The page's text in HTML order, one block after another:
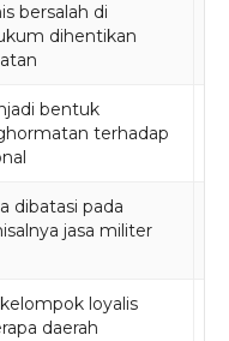
bersalah di
dihentikan
bentuk
terhadap
dibatasi pada
jasa militer
loyalis
daerah